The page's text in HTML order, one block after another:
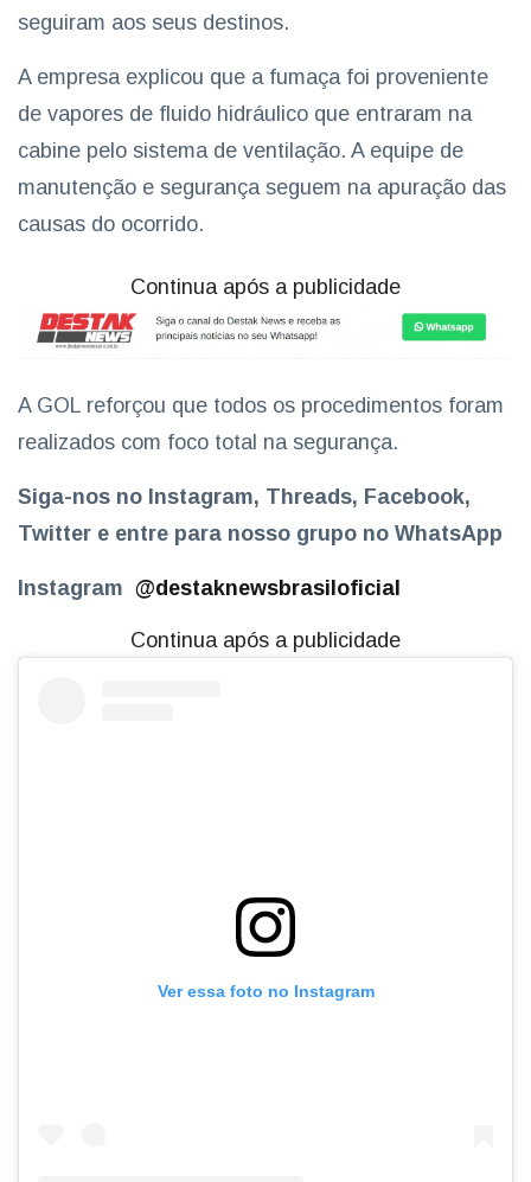
seguiram aos seus destinos.
A empresa explicou que a fumaça foi proveniente
de vapores de fluido hidráulico que entraram na
cabine pelo sistema de ventilação. A equipe de
manutenção e segurança seguem na apuração das
causas do ocorrido.
Continua após a publicidade
A GOL reforçou que todos os procedimentos foram
realizados com foco total na segurança.
Siga-nos no Instagram, Threads, Facebook,
Twitter e entre para nosso grupo no WhatsApp
Instagram @destaknewsbrasiloficial
Continua após a publicidade
Ver essa foto no Instagram